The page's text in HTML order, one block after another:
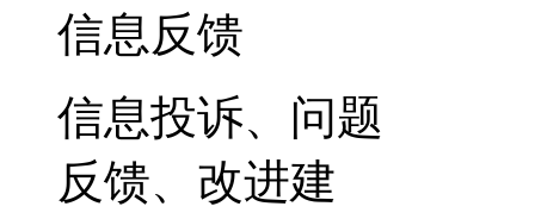
信息反馈
信息投诉、问题
反馈、改进建